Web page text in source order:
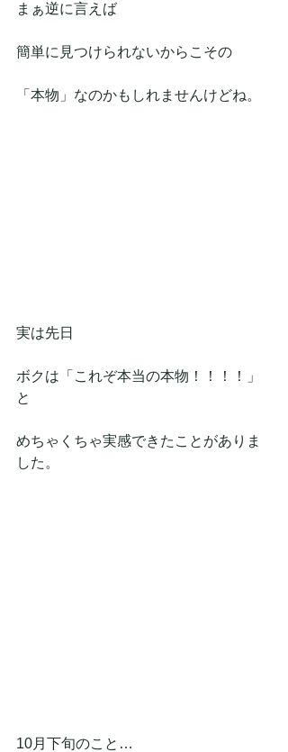
まぁ逆に言えば
簡単に見つけられないからこその
「本物」なのかもしれませんけどね。
実は先日
ボクは「これぞ本当の本物！！！！」
と
めちゃくちゃ実感できたことがありま
した。
10月下旬のこと…